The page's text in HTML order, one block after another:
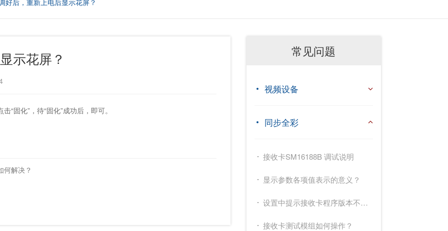
好后，重新上电后显示花屏？
示花屏？
“固化”，待“固化”成功后，即可。
何解决？
常见问题
视频设备
同步全彩
接收卡SM16188B 调试说明
显示参数各项值表示的意义？
设置中提示接收卡程序版本不支持，提示需要升级，如何处理？
接收卡测试模组如何操作？